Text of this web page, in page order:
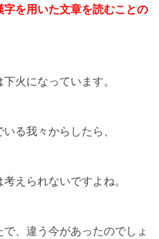
字を用いた文章を読むことの
火になっています。
る我々からしたら、
えられないですよね。
、違う今があったのでしょ